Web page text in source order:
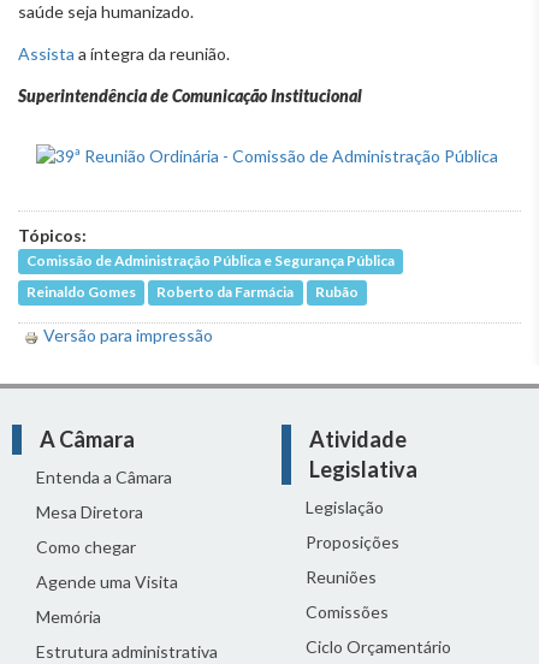
saúde seja humanizado.
Assista a íntegra da reunião.
Superintendência de Comunicação Institucional
Tópicos:
Comissão de Administração Pública e Segurança Pública
Reinaldo Gomes
Roberto da Farmácia Rubão
Versão para impressão
A Câmara
Entenda a Câmara
Mesa Diretora
Como chegar
Agende uma Visita
Memória
Estrutura administrativa
Atividade
Legislativa
Legislação
Proposições
Reuniões
Comissões
Ciclo Orçamentário